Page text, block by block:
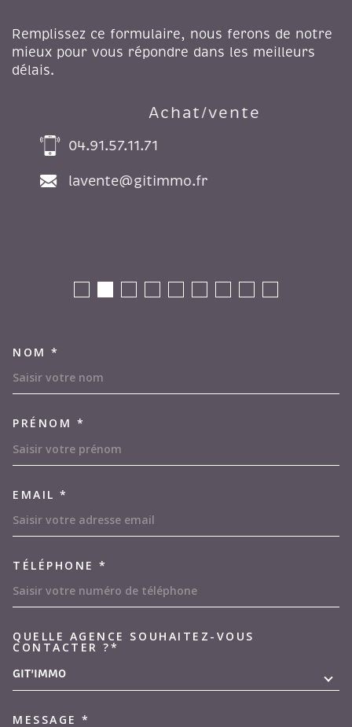
Remplissez ce formulaire, nous ferons de notre
mieux pour vous répondre dans les meilleurs
délais.
Achat/vente
04.91.57.11.71
lavente@gitimmo.fr
NOM *
PRÉNOM *
EMAIL *
TÉLÉPHONE *
QUELLE AGENCE SOUHAITEZ-VOUS
CONTACTER ?*
GIT'IMMO
MESSAGE *